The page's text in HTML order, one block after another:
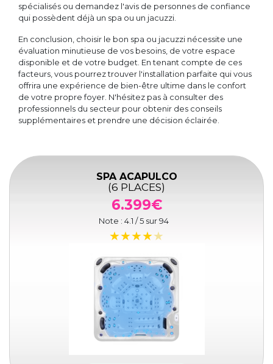
spécialisés ou demandez l'avis de personnes de confiance
qui possèdent déjà un spa ou un jacuzzi.
En conclusion, choisir le bon spa ou jacuzzi nécessite une
évaluation minutieuse de vos besoins, de votre espace
disponible et de votre budget. En tenant compte de ces
facteurs, vous pourrez trouver l'installation parfaite qui vous
offrira une expérience de bien-être ultime dans le confort
de votre propre foyer. N'hésitez pas à consulter des
professionnels du secteur pour obtenir des conseils
supplémentaires et prendre une décision éclairée.
SPA ACAPULCO
(6 PLACES)
6.399€
Note : 4.1 / 5 sur94